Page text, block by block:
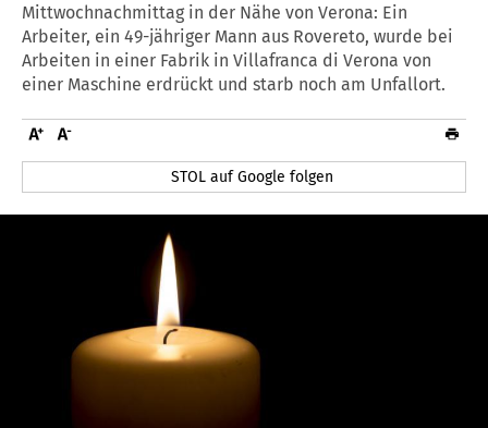
Mittwochnachmittag in der Nähe von Verona: Ein
Arbeiter, ein 49-jähriger Mann aus Rovereto, wurde bei
Arbeiten in einer Fabrik in Villafranca di Verona von
einer Maschine erdrückt und starb noch am Unfallort.
STOL auf Google folgen